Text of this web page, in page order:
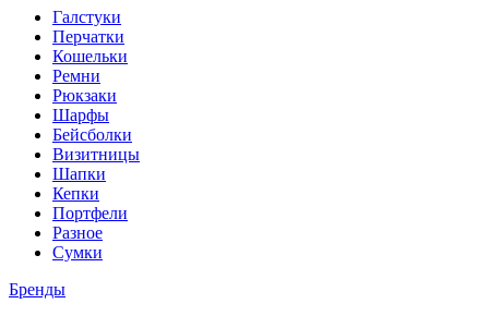
Галстуки
Перчатки
Кошельки
Ремни
Рюкзаки
Шарфы
Бейсболки
Визитницы
Шапки
Кепки
Портфели
Разное
Сумки
Бренды